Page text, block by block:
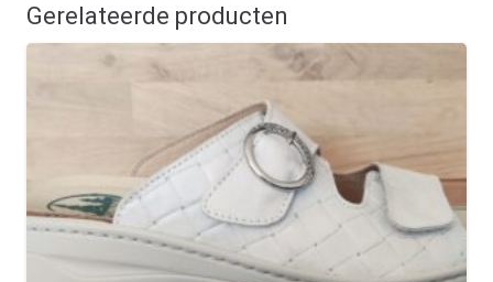
Gerelateerde producten